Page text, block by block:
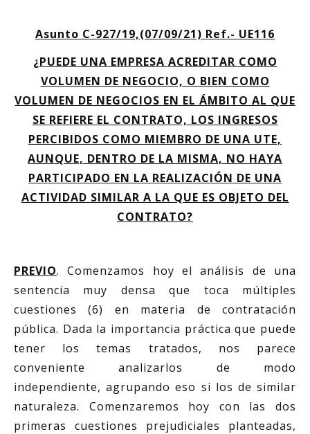
Asunto C-927/19,(07/09/21) Ref.- UE116
¿PUEDE UNA EMPRESA ACREDITAR COMO
VOLUMEN DE NEGOCIO, O BIEN COMO
VOLUMEN DE NEGOCIOS EN EL ÁMBITO AL QUE
SE REFIERE EL CONTRATO, LOS INGRESOS
PERCIBIDOS COMO MIEMBRO DE UNA UTE,
AUNQUE, DENTRO DE LA MISMA, NO HAYA
PARTICIPADO EN LA REALIZACIÓN DE UNA
ACTIVIDAD SIMILAR A LA QUE ES OBJETO DEL
CONTRATO?
PREVIO. Comenzamos hoy el análisis de una
sentencia muy densa que toca múltiples
cuestiones (6) en materia de contratación
pública. Dada la importancia práctica que puede
tener los temas tratados, nos parece
conveniente analizarlos de modo
independiente, agrupando eso si los de similar
naturaleza. Comenzaremos hoy con las dos
primeras cuestiones prejudiciales planteadas,